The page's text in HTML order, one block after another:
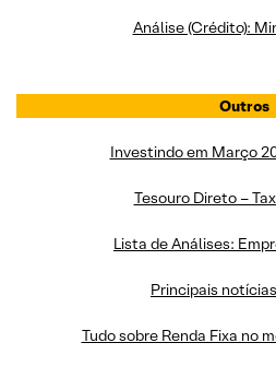
Análise (Crédito):
Outros
Investindo em Março
Tesouro Direto –
Lista de Análises:
Principais
Tudo sobre Renda Fixa no